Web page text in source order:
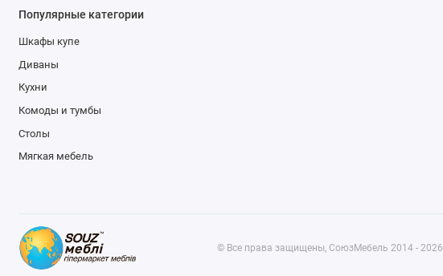
Популярные категории
Шкафы купе
Диваны
Кухни
Комоды и тумбы
Столы
Мягкая мебель
© Все права защищены, СоюзМебель 2014 - 2026